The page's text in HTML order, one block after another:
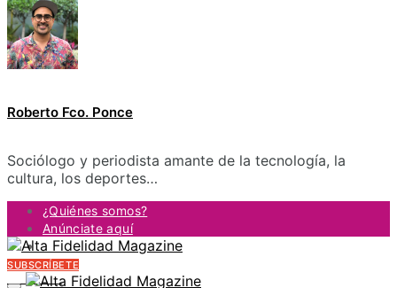
Roberto Fco. Ponce
Sociólogo y periodista amante de la tecnología, la
cultura, los deportes…
¿Quiénes somos?
Anúnciate aquí
Contacto
FACEBOOK
SUBSCRÍBETE